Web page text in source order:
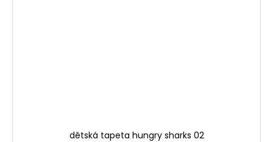
dětská tapeta hungry sharks 02